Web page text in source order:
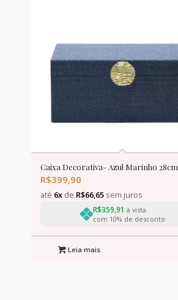
Caixa Decorativa- Azul Marinho 28cm
R$399,90
até 6x de R$66,65 sem juros
R$359,91 à vista
com 10% de desconto
Leia mais